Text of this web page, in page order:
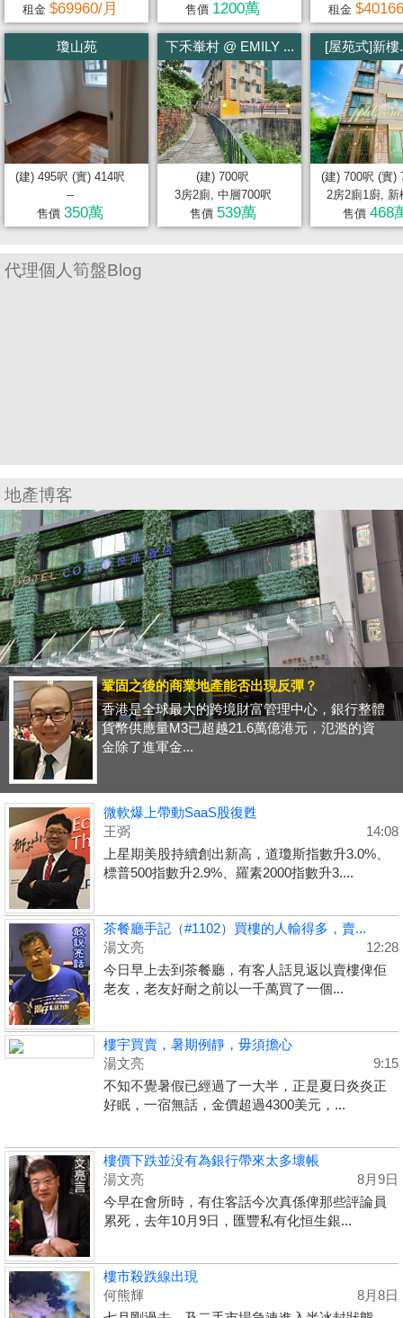
數
據
公
業
手
於
我
租金 $69960/月
瓊山苑
(建) 495呎 (實) 414呎
--
售價 350萬
售價 1200萬
下禾輋村 @ EMILY ...
(建) 700呎
3房2廁, 中層700呎
售價 539萬
租金
[屋苑式]新樓
(建) 700呎 (實)
2房2廁1廚, 新
售價 468
代理個人筍盤Blog
地產博客
鞏固之後的商業地產能否出現反彈？
香港是全球最大的跨境財富管理中心，銀行整體
貨幣供應量M3已超越21.6萬億港元，氾濫的資
金除了進軍金...
微軟爆上帶動SaaS股復甦
王弼
14:08
上星期美股持續創出新高，道瓊斯指數升3.0%、
標普500指數升2.9%、羅素2000指數升3....
茶餐廳手記（#1102）買樓的人輸得多，賣...
湯文亮
12:28
今日早上去到茶餐廳，有客人話見返以賣樓俾佢
老友，老友好耐之前以一千萬買了一個...
樓宇買賣，暑期例靜，毋須擔心
湯文亮
9:15
不知不覺暑假已經過了一大半，正是夏日炎炎正
好眠，一宿無話，金價超過4300美元，...
樓價下跌並没有為銀行帶來太多壞帳
湯文亮
8月9日
今早在會所時，有住客話今次真係俾那些評論員
累死，去年10月9日，匯豐私有化恒生銀...
樓市殺跌線出現
何熊輝
8月8日